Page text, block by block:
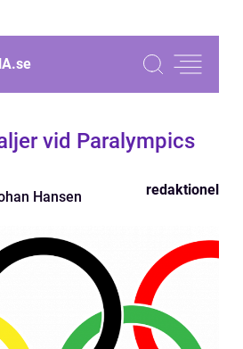
se
vid Paralympics
Hansen redaktionel